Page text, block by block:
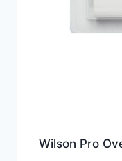
Wilson Pro